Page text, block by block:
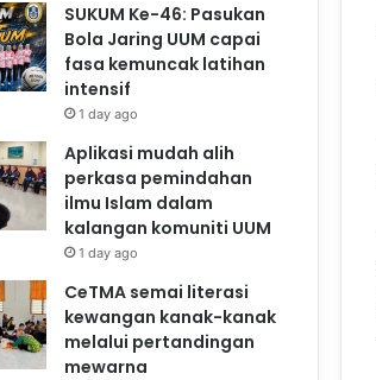
SUKUM Ke-46: Pasukan
Bola Jaring UUM capai
fasa kemuncak latihan
intensif
1 day ago
Aplikasi mudah alih
perkasa pemindahan
ilmu Islam dalam
kalangan komuniti UUM
1 day ago
CeTMA semai literasi
kewangan kanak-kanak
melalui pertandingan
mewarna